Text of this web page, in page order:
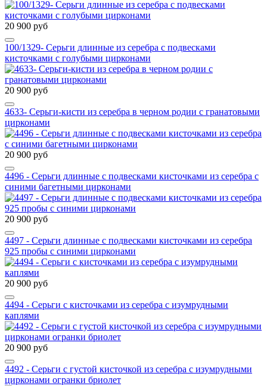
20 900 руб
100/1329- Серьги длинные из серебра с подвесками
кисточками с голубыми цирконами
20 900 руб
4633- Серьги-кисти из серебра в черном родии с гранатовыми
цирконами
20 900 руб
4496 - Серьги длинные с подвесками кисточками из серебра с
синими багетными цирконами
20 900 руб
4497 - Серьги длинные с подвесками кисточками из серебра
925 пробы с синими цирконами
20 900 руб
4494 - Серьги с кисточками из серебра с изумрудными
каплями
20 900 руб
4492 - Серьги с густой кисточкой из серебра с изумрудными
цирконами огранки бриолет